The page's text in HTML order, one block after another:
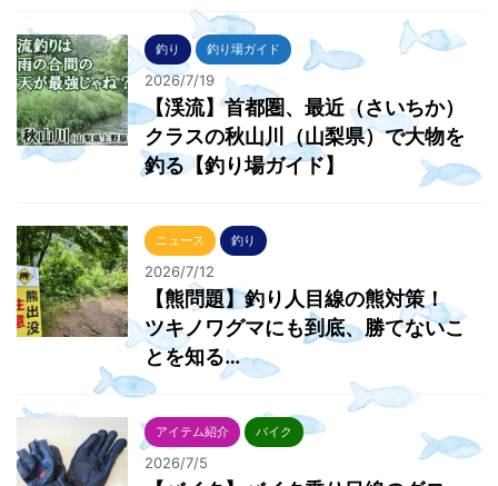
釣り 釣り場ガイド
2026/7/19
【渓流】首都圏、最近（さいちか）
クラスの秋山川（山梨県）で大物を
釣る【釣り場ガイド】
ニュース 釣り
2026/7/12
【熊問題】釣り人目線の熊対策！
ツキノワグマにも到底、勝てないこ
とを知る…
アイテム紹介 バイク
2026/7/5